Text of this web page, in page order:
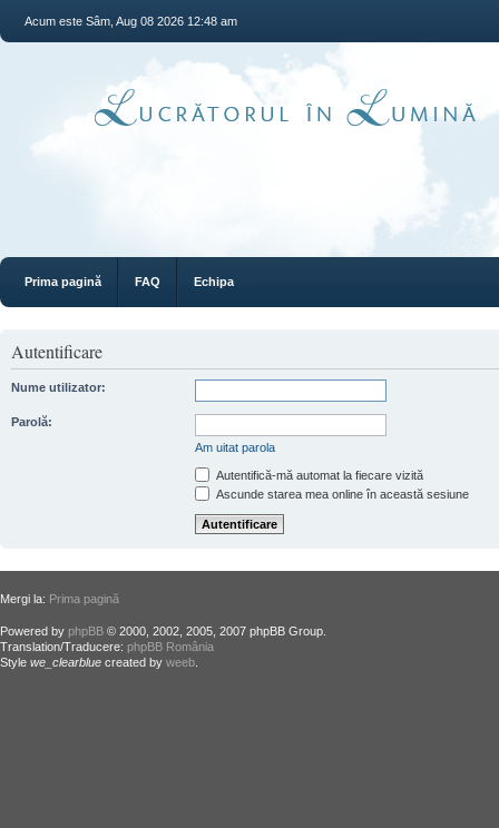
Acum este Sâm, Aug 08 2026 12:48 am
Prima pagină FAQ Echipa
Autentificare
Nume utilizator:
Parolă:
Am uitat parola
Autentifică-mă automat la fiecare vizită
Ascunde starea mea online în această sesiune
Mergi la: Prima pagină
Powered by phpBB © 2000, 2002, 2005, 2007 phpBB Group.
Translation/Traducere: phpBB România
Style we_clearblue created by weeb